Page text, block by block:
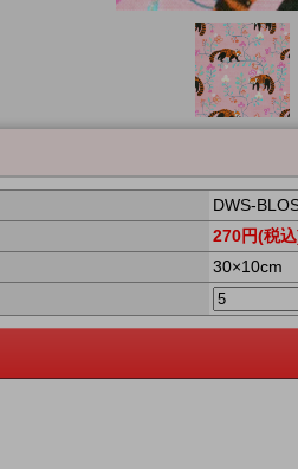
DWS-
270円(税
30×10cm